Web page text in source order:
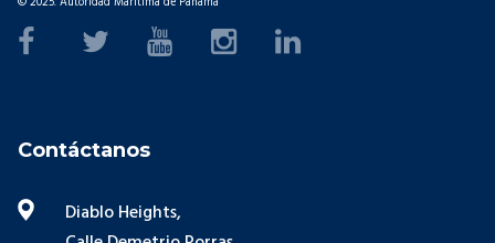
Contáctanos
Diablo Heights,